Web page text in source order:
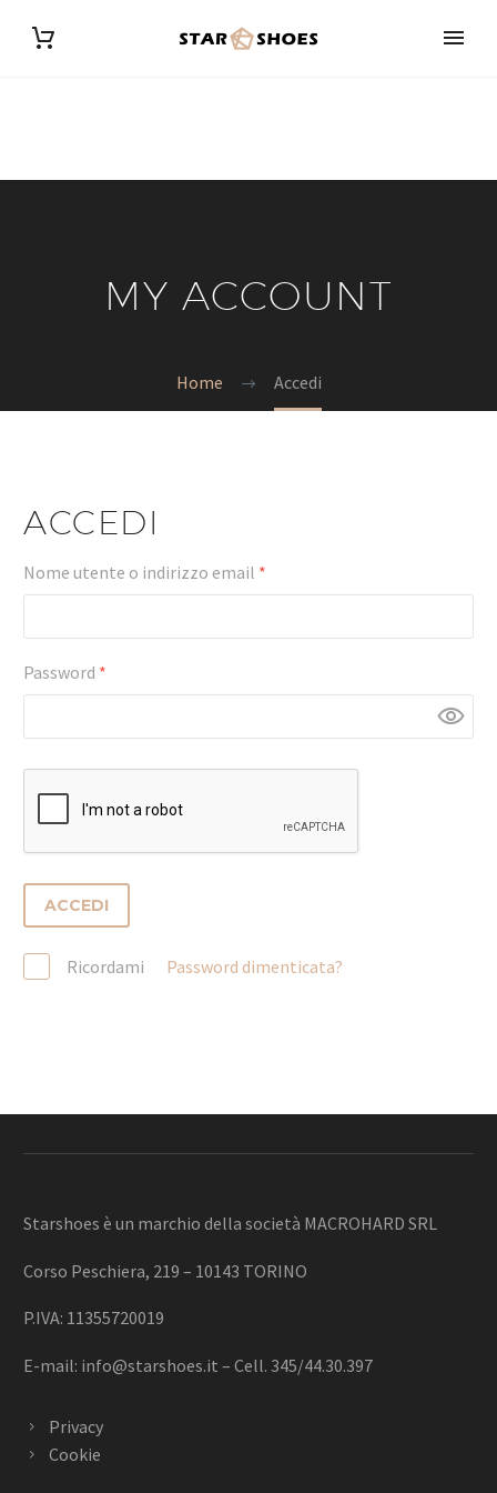
MY ACCOUNT
Home Accedi
ACCEDI
Nome utente o indirizzo email *
Password *
ACCEDI
Ricordami Password dimenticata?
Starshoes è un marchio della società MACROHARD SRL
Corso Peschiera, 219 – 10143 TORINO
P.IVA: 11355720019
E-mail: info@starshoes.it – Cell. 345/44.30.397
Privacy
Cookie